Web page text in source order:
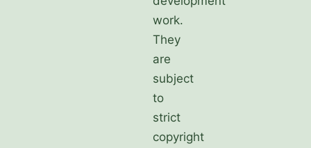
work.
They
are
subject
to
strict
copyright